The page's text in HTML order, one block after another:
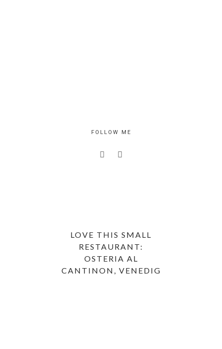
FOLLOW ME
LOVE THIS SMALL
RESTAURANT:
OSTERIA AL
CANTINON, VENEDIG